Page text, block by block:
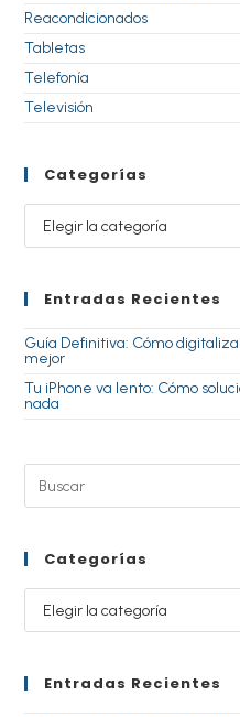
Reacondicionados
Tabletas
Telefonía
Televisión
Categorías
Entradas Recientes
Guía Definitiva: Cómo
mejor
Tu iPhone va lento: Cómo
nada
Categorías
Entradas Recientes